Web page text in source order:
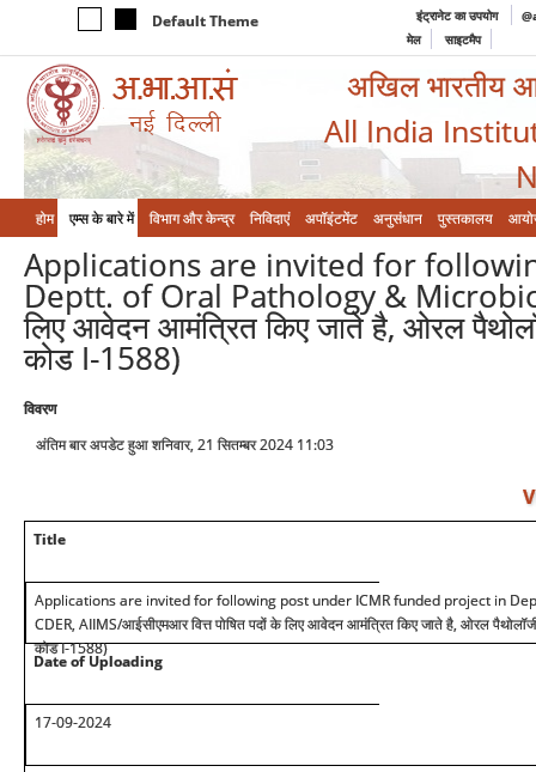
Default Theme इंट्रानेट का उपयोग
मेल
साइटमैप
अखिल भारतीय
All India
होम एम्‍स के बारे में विभाग और केन्‍द्र निविदाएं अपॉइंटमेंट अनुसंधान पुस्तकालय
Applications are invited for
Deptt. of Oral Pathology &
लिए आवेदन आमंत्रित किए जाते है, ओरल
कोड I-1588)
विवरण
अंतिम बार अपडेट हुआ शनिवार, 21 सितम्बर 2024 11:03
Title
Applications are invited for following post under ICMR funded project in
CDER, AIIMS/आईसीएमआर वित्त पोषित पदों के लिए आवेदन आमंत्रित किए जाते है, ओरल पैथोलॉजी
कोडI-1588)
Date of Uploading
17-09-2024